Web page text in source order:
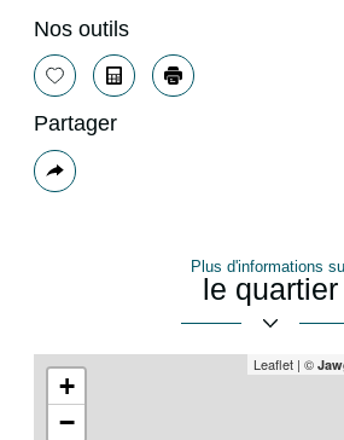
Nos outils
SélectionnerCalculatriceImprimer
Partager
Plus
de
Plus d'informations
le quartier
+
−
Leaflet | ©